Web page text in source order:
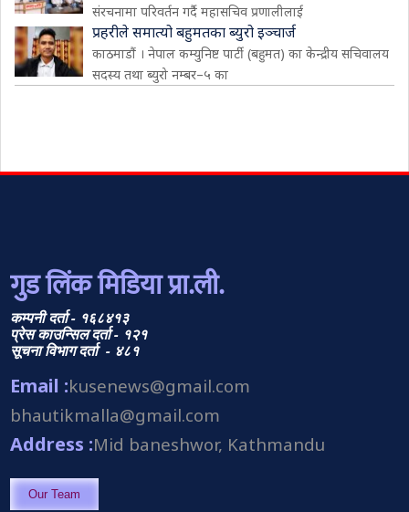
संरचनामा परिवर्तन गर्दै महासचिव प्रणालीलाई
प्रहरीले समात्यो बहुमतका ब्युरो इञ्चार्ज
काठमाडौं । नेपाल कम्युनिष्ट पार्टी (बहुमत) का केन्द्रीय सचिवालय
सदस्य तथा ब्युरो नम्बर–५ का
गुड लिंक मिडिया प्रा.ली.
कम्पनी दर्ता - १६८४१३
प्रेस काउन्सिल दर्ता - १२१
सूचना विभाग दर्ता - ४८१
Email :kusenews@gmail.com
bhautikmalla@gmail.com
Address :Mid baneshwor, Kathmandu
Our Team